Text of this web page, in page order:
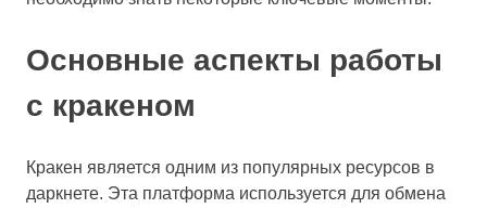
Основные аспекты работы
с кракеном
Кракен является одним из популярных ресурсов в
даркнете. Эта платформа используется для обмена